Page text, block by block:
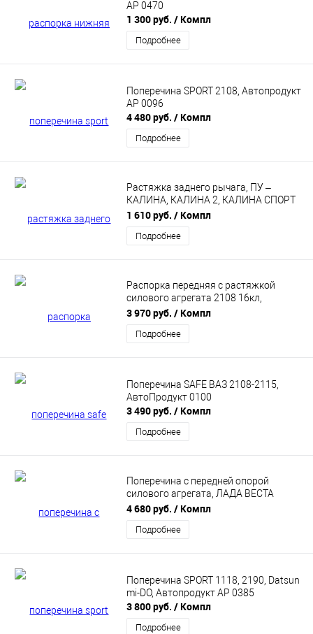
АР 0470
1 300 руб. / Компл
Подробнее
Поперечина SPORT 2108, Автопродукт
АР 0096
4 480 руб. / Компл
Подробнее
Растяжка заднего рычага, ПУ –
КАЛИНА, КАЛИНА 2, КАЛИНА СПОРТ
2108-21099, 2113-2115, 2110-2112
Datsun АВТОПРОДУКТ AP 0227
1 610 руб. / Компл
Подробнее
Распорка передняя с растяжкой
силового агрегата 2108 16кл,
Автопродукт АР 0297
3 970 руб. / Компл
Подробнее
Поперечина SAFE ВАЗ 2108-2115,
АвтоПродукт 0100
3 490 руб. / Компл
Подробнее
Поперечина с передней опорой
силового агрегата, ЛАДА ВЕСТА
АВТОПРОДУКТ AP 0673
4 680 руб. / Компл
Подробнее
Поперечина SPORT 1118, 2190, Datsun
mi-DO, Автопродукт АР 0385
3 800 руб. / Компл
Подробнее